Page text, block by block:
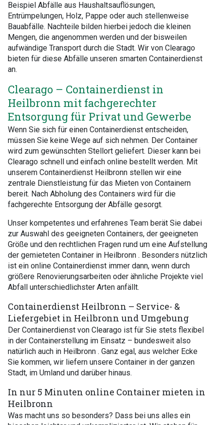
Beispiel Abfälle aus Haushaltsauflösungen,
Entrümpelungen, Holz, Pappe oder auch stellenweise
Bauabfälle. Nachteile bilden hierbei jedoch die kleinen
Mengen, die angenommen werden und der bisweilen
aufwändige Transport durch die Stadt. Wir von Clearago
bieten für diese Abfälle unseren smarten Containerdienst
an.
Clearago – Containerdienst in
Heilbronn mit fachgerechter
Entsorgung für Privat und Gewerbe
Wenn Sie sich für einen Containerdienst entscheiden,
müssen Sie keine Wege auf sich nehmen. Der Container
wird zum gewünschten Stellort geliefert. Dieser kann bei
Clearago schnell und einfach online bestellt werden. Mit
unserem Containerdienst Heilbronn stellen wir eine
zentrale Dienstleistung für das Mieten von Containern
bereit. Nach Abholung des Containers wird für die
fachgerechte Entsorgung der Abfälle gesorgt.
Unser kompetentes und erfahrenes Team berät Sie dabei
zur Auswahl des geeigneten Containers, der geeigneten
Größe und den rechtlichen Fragen rund um eine Aufstellung
der gemieteten Container in Heilbronn . Besonders nützlich
ist ein online Containerdienst immer dann, wenn durch
größere Renovierungsarbeiten oder ähnliche Projekte viel
Abfall unterschiedlichster Arten anfällt.
Containerdienst Heilbronn – Service- &
Liefergebiet in Heilbronn und Umgebung
Der Containerdienst von Clearago ist für Sie stets flexibel
in der Containerstellung im Einsatz – bundesweit also
natürlich auch in Heilbronn . Ganz egal, aus welcher Ecke
Sie kommen, wir liefern unsere Container in der ganzen
Stadt, im Umland und darüber hinaus.
In nur 5 Minuten online Container mieten in
Heilbronn
Was macht uns so besonders? Dass bei uns alles ein